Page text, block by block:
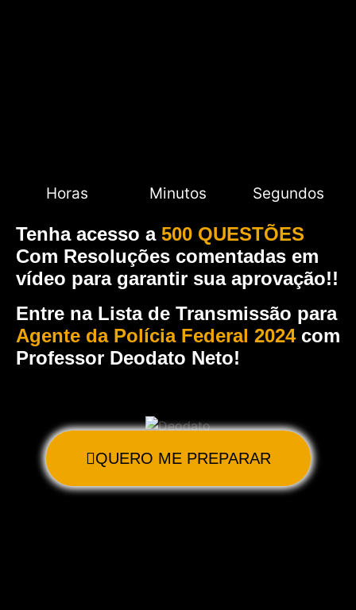
Horas Minutos Segundos
Tenha acesso a 500 QUESTÕES
Com Resoluções comentadas em
vídeo para garantir sua aprovação!!
Entre na Lista de Transmissão para
Agente da Polícia Federal 2024com
Professor Deodato Neto!
QUERO ME PREPARAR